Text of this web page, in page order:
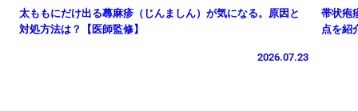
太ももにだけ出る蕁麻疹（じんましん）が気になる。原因と
対処方法は？【医師監修】
2026.07.23
帯状疱
点を紹